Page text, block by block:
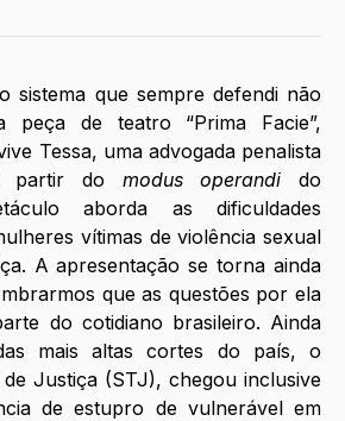
sistema que sempre defendi não
peça de teatro “Prima Facie”,
Tessa, uma advogada penalista
partir do modus operandi do
aborda as dificuldades
vítimas de violência sexual
A apresentação se torna ainda
que as questões por ela
do cotidiano brasileiro. Ainda
mais altas cortes do país, o
Justiça (STJ), chegou inclusive
de estupro de vulnerável em